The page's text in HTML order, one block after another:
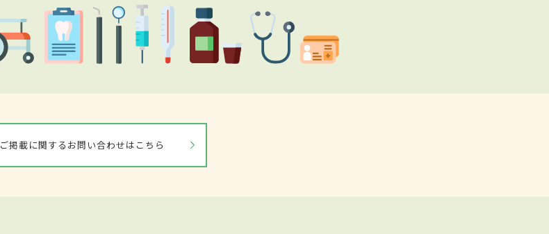
ご掲載に関するお問い合わせはこちら